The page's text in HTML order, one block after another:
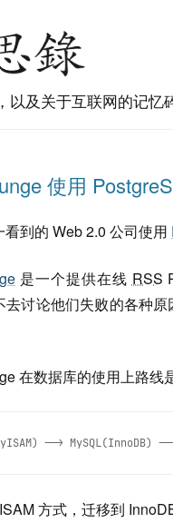
以及关于互联网的记忆
使用
到的 Web 2.0 公司使用
是一个提供在线 RSS
去讨论他们失败的各种
在数据库的使用上路线
--> MySQL(InnoDB)
方式，迁移到